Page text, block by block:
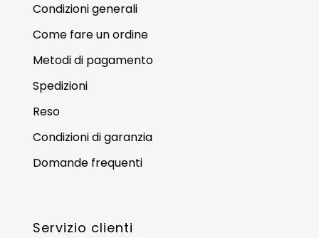
Condizioni generali
Come fare un ordine
Metodi di pagamento
Spedizioni
Reso
Condizioni di garanzia
Domande frequenti
Servizio clienti